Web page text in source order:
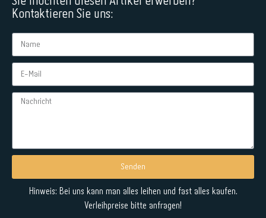
Kontaktieren Sie uns:
Senden
Alternative:
Hinweis: Bei uns kann man alles leihen und fast alles kaufen.
Verleihpreise bitte anfragen!